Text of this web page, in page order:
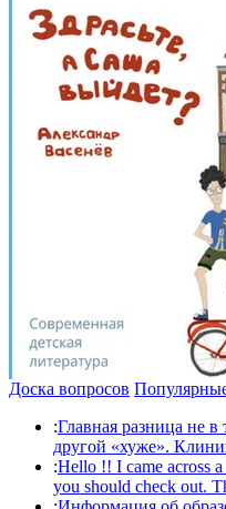
Доска вопросов
:Главная разница не
другой «хуже».
:Hello !! I came across
you should check out.